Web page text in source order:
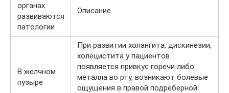
органах
развиваются
патологии
Описание
В желчном
пузыре
При развитии холангита, дискинезии,
холецистита у пациентов
появляется привкус горечи либо
металла во рту, возникают болевые
ощущения в правой подреберной